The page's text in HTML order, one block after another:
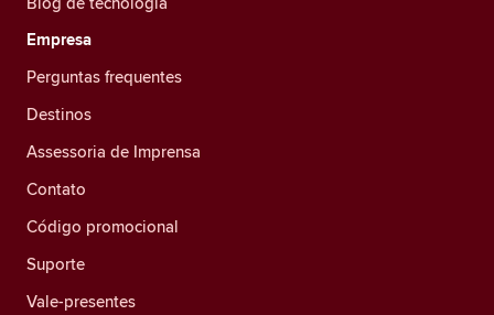
Empresa
Perguntas frequentes
Destinos
Assessoria de Imprensa
Contato
Código promocional
Suporte
Vale-presentes